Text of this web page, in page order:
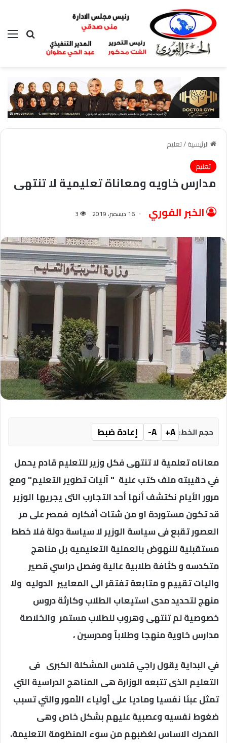
بحث عن
الرئيسية/تعليم
تعليم
مدارس خاويه ومعاناة تعليمية لا تنتهى
الخبر الفوري 16 ديسمبر، 2019 3
حجم الخط: A+
A-
إعادة ضبط
معاناه تعلمية لا تنتهى فكل وزير للتعليم قادم يحمل
في حقيبته ملف كتب علية " آليات تطوير التعليم" ومع
مرور الأيام نكتشف أنها أحد التجارب التى يجريها الوزير
قد تكون مستوردة او من شتات أفكاره فمصر على مر
العصور تقبع فى سياسة الوزير لا سياسة دولة فلا خطط
مستقبلية للنهوض بالعملية التعليميه بل مناهج
متكدسه و كثافة طلابية عالية وفصل دراسي قصير
واليات تقييم و متابعة تفتقر الى المعايير الدوليه ولا
منهج لتحديد مدى استيعاب الطلاب وكارثة دروس
خصوصية لم تنتهى وهروب للطلاب مستمر والخلاصة
مدارس خاوية منهجا وطلابآ ومدرسين ،
في البداية يقول راجي قلدس المشكلة الكبرى فى
التعليم الذى تتبعه الوزارة هى المناهج الدراسية التي
تمثل عبئا نفسيا وماديا على أولياء الأمور والتي تسبب
ضغوط نفسيه وعصبية عليهم بشكل خاص وهى
المحرك الاساس لغضبهم من سوء المنظومة التعليمة.